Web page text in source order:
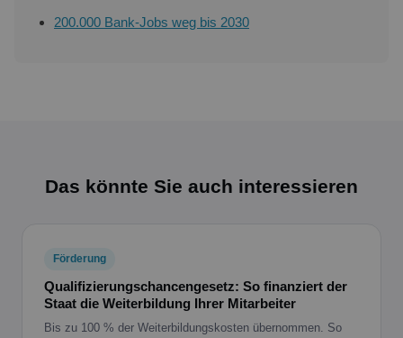
200.000 Bank-Jobs weg bis 2030
Das könnte Sie auch interessieren
Förderung
Qualifizierungschancengesetz: So finanziert der
Staat die Weiterbildung Ihrer Mitarbeiter
Bis zu 100 % der Weiterbildungskosten übernommen. So